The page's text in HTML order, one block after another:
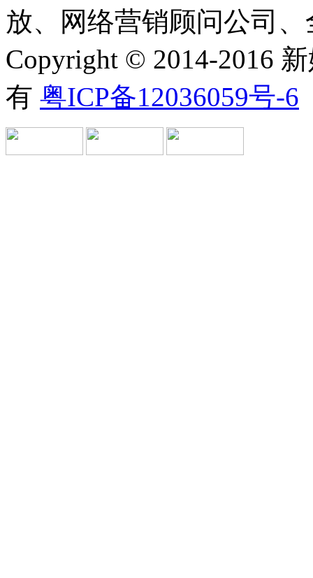
放、网络营销顾问公司
Copyright © 2014-2016
有 粤ICP备12036059号-6